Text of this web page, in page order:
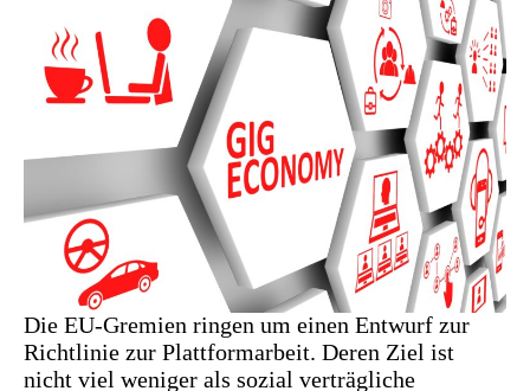
Die EU-Gremien ringen um einen Entwurf zur
Richtlinie zur Plattformarbeit. Deren Ziel ist
nicht viel weniger als sozial verträgliche